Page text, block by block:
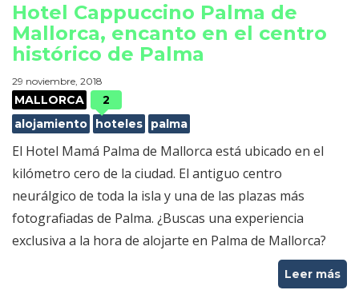
Hotel Cappuccino Palma de
Mallorca, encanto en el centro
histórico de Palma
29 noviembre, 2018
MALLORCA
2
alojamiento
hoteles palma
El Hotel Mamá Palma de Mallorca está ubicado en el
kilómetro cero de la ciudad. El antiguo centro
neurálgico de toda la isla y una de las plazas más
fotografiadas de Palma. ¿Buscas una experiencia
exclusiva a la hora de alojarte en Palma de Mallorca?
Leer más